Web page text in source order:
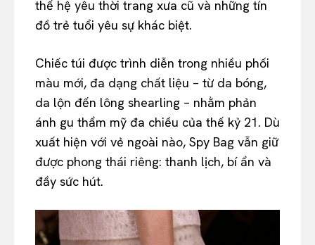
thế hệ yêu thời trang xưa cũ và những tín
đồ trẻ tuổi yêu sự khác biệt.
Chiếc túi được trình diễn trong nhiều phối
màu mới, đa dạng chất liệu – từ da bóng,
da lộn đến lông shearling – nhằm phản
ánh gu thẩm mỹ đa chiều của thế kỷ 21. Dù
xuất hiện với vẻ ngoài nào, Spy Bag vẫn giữ
được phong thái riêng: thanh lịch, bí ẩn và
đầy sức hút.